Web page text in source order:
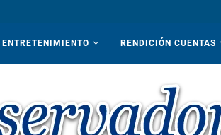
ENTRETENIMIENTO RENDICIÓN CUENTAS